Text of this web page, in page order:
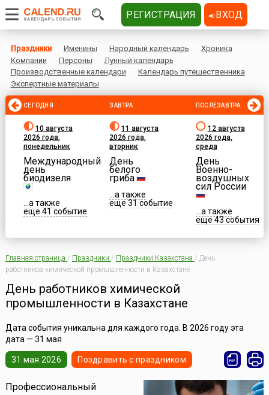
Праздники Именины Народный календарь
Хроника
Компании
Персоны
Лунный календарь
Производственные календари
Календарь путешественника
Экспертные материалы
СЕГОДНЯ
10 августа
2026 года,
понедельник
Международный
день
биодизеля
...а также
еще 41 событие
ЗАВТРА
11 августа
2026 года,
вторник
День
белого
гриба
...а также
еще 31 событие
ПОСЛЕЗАВТРА
12 августа
2026 года,
среда
День
Военно-
воздушных
сил России
...а также
еще 43 события
Главная страница / Праздники / Праздники Казахстана / День
работников химической промышленности в Казахстане
День работников химической
промышленности в Казахстане
Дата события уникальна для каждого года. В 2026 году эта
дата — 31 мая
31 мая 2026 Поздравить с праздником
Профессиональный
РЕГИСТРАЦИЯ ВХОД